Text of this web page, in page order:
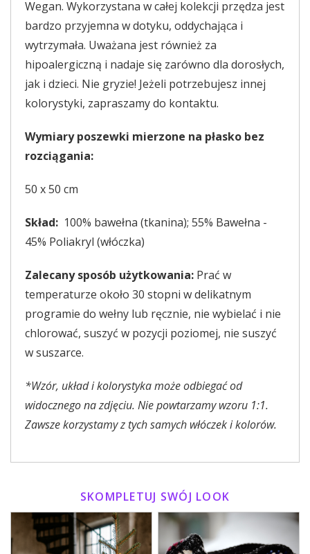
Wegan. Wykorzystana w całej kolekcji przędza jest
bardzo przyjemna w dotyku, oddychająca i
wytrzymała. Uważana jest również za
hipoalergiczną i nadaje się zarówno dla dorosłych,
jak i dzieci. Nie gryzie! Jeżeli potrzebujesz innej
kolorystyki, zapraszamy do kontaktu.
Wymiary poszewki mierzone na płasko bez
rozciągania:
50 x 50 cm
Skład: 100% bawełna (tkanina); 55% Bawełna -
45% Poliakryl (włóczka)
Zalecany sposób użytkowania: Prać w
temperaturze około 30 stopni w delikatnym
programie do wełny lub ręcznie, nie wybielać i nie
chlorować, suszyć w pozycji poziomej, nie suszyć
w suszarce.
*Wzór, układ i kolorystyka może odbiegać od
widocznego na zdjęciu. Nie powtarzamy wzoru 1:1.
Zawsze korzystamy z tych samych włóczek i kolorów.
SKOMPLETUJ SWÓJ LOOK